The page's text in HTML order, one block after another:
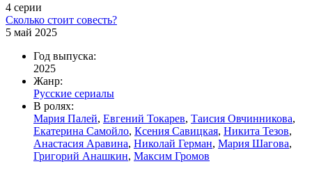
4 серии
Сколько стоит совесть?
5 май 2025
Год выпуска:
2025
Жанр:
Русские сериалы
В ролях:
Мария Палей, Евгений Токарев, Таисия Овчинникова,
Екатерина Самойло, Ксения Савицкая, Никита Тезов,
Анастасия Аравина, Николай Герман, Мария Шагова,
Григорий Анашкин, Максим Громов